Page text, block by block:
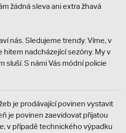
žádná sleva ani extra žhavá
nás. Sledujeme trendy. Víme, v
hitem nadcházející sezóny. My v
sluší. S námi Vás módní policie
je prodávající povinen vystavit
je povinen zaevidovat přijatou
v případě technického výpadku